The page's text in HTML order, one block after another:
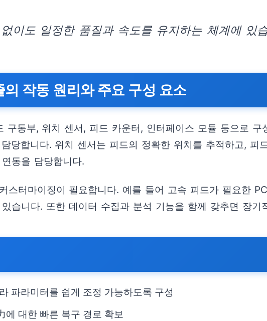
이도 일정한 품질과 속도를 유지하는 체계에 있
작동 원리와 주요 구성 요소
구동부, 위치 센서, 피드 카운터, 인터페이스 모듈 등으로
당합니다. 위치 센서는 피드의 정확한 위치를 추적하고, 피
동을 담당합니다.
스터마이징이 필요합니다. 예를 들어 고속 피드가 필요한
습니다. 또한 데이터 수집과 분석 기능을 함께 갖추면 장기
파라미터를 쉽게 조정 가능하도록 구성
에 대한 빠른 복구 경로 확보